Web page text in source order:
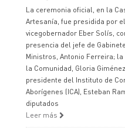
La ceremonia oficial, en la
Artesanía, fue presidida por el
vicegobernador Eber Solís,
presencia del jefe de
Ministros, Antonio Ferreira;
la Comunidad, Gloria
presidente del Instituto de
Aborígenes (ICA), Esteban
diputados
Leer más